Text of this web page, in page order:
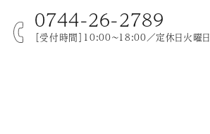
0744-26-2789
［受付時間］10:00～18:00／定休日火曜日